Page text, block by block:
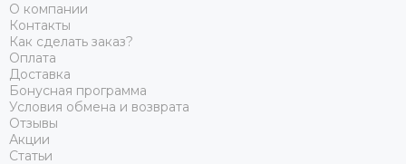
О компании
Контакты
Как сделать заказ?
Оплата
Доставка
Бонусная программа
Условия обмена и возврата
Отзывы
Акции
Статьи